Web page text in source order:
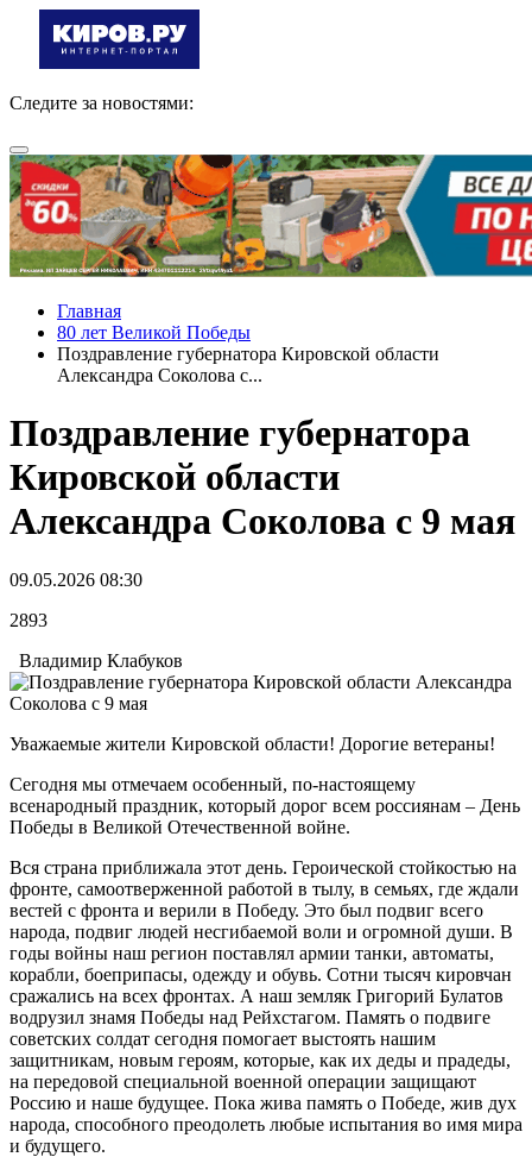
Следите за новостями:
Главная
80 лет Великой Победы
Поздравление губернатора Кировской области
Александра Соколова с...
Поздравление губернатора
Кировской области
Александра Соколова с 9 мая
09.05.2026 08:30
2893
Владимир Клабуков
Уважаемые жители Кировской области! Дорогие ветераны!
Сегодня мы отмечаем особенный, по-настоящему
всенародный праздник, который дорог всем россиянам – День
Победы в Великой Отечественной войне.
Вся страна приближала этот день. Героической стойкостью на
фронте, самоотверженной работой в тылу, в семьях, где ждали
вестей с фронта и верили в Победу. Это был подвиг всего
народа, подвиг людей несгибаемой воли и огромной души. В
годы войны наш регион поставлял армии танки, автоматы,
корабли, боеприпасы, одежду и обувь. Сотни тысяч кировчан
сражались на всех фронтах. А наш земляк Григорий Булатов
водрузил знамя Победы над Рейхстагом. Память о подвиге
советских солдат сегодня помогает выстоять нашим
защитникам, новым героям, которые, как их деды и прадеды,
на передовой специальной военной операции защищают
Россию и наше будущее. Пока жива память о Победе, жив дух
народа, способного преодолеть любые испытания во имя мира
и будущего.